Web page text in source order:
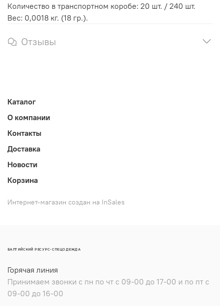
Количество в транспортном коробе: 20 шт. / 240 шт.
Вес: 0,0018 кг. (18 гр.).
Отзывы
Каталог
О компании
Контакты
Доставка
Новости
Корзина
Интернет-магазин создан на InSales
БАЛТИЙСКИЙ РЕСУРС-СПЕЦОДЕЖДА
Горячая линия
Принимаем звонки с пн по чт с 09-00 до 17-00 и по пт с
09-00 до 16-00